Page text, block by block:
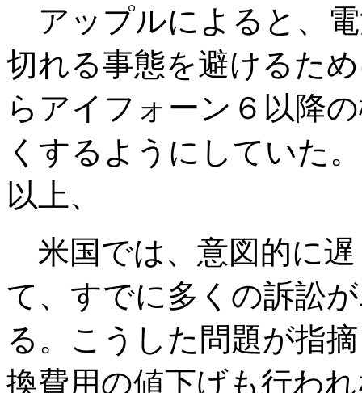
アップルによると、
切れる事態を避けるた
らアイフォーン６以降
くするようにしていた。
以上、
米国では、意図的に
て、すでに多くの訴訟
る。こうした問題が指
換費用の値下げも行わ